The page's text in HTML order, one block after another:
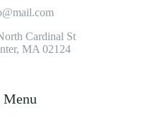
Cardinal St.
MA 02124